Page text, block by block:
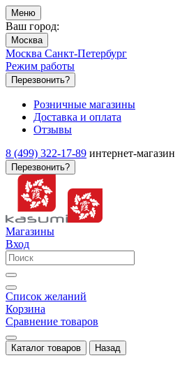
Меню
Ваш город:
Москва
Москва Санкт-Петербург
Режим работы
Перезвонить?
Розничные магазины
Доставка и оплата
Отзывы
8 (499) 322-17-89 интернет-магазин
Перезвонить?
Магазины
Вход
Список желаний
Корзина
Сравнение товаров
Каталог товаров Назад